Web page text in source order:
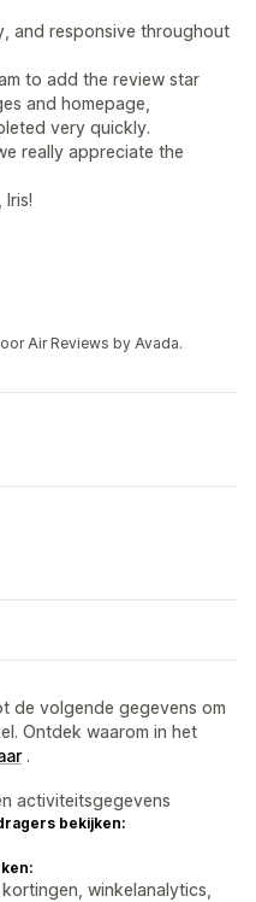
and responsive throughout
to add the review star
and homepage,
very quickly.
really appreciate the
Air Reviews by Avada.
de volgende gegevens om
Ontdek waarom in het
.
activiteitsgegevens
bekijken:
winkelanalytics,